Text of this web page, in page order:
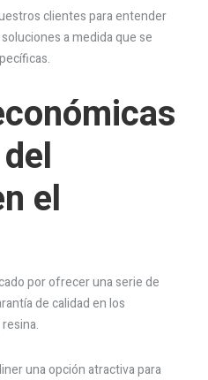
clientes para entender
a medida que se
el
por ofrecer una serie de
de calidad en los
una opción atractiva para